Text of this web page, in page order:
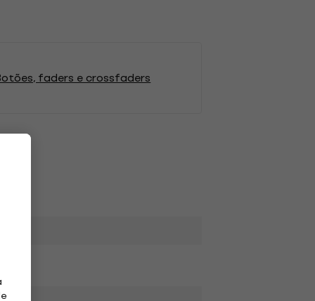
faders e crossfaders